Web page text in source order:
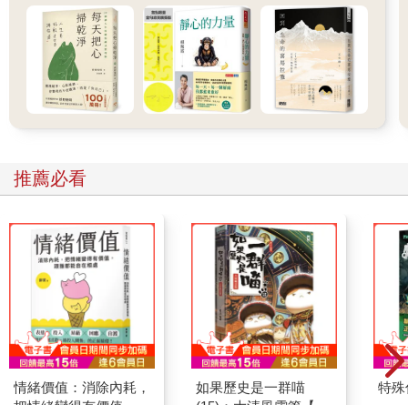
得要承受反對變性之偏見、厭女症和種族歧視這三者的惡性結
合。赤裸裸的殘酷是真實的。二○二○年夏天喬治‧佛洛伊德
（George Floyd）被明尼阿波利斯市一名警察以慢動作殺害，揭
露出一種恣意的野蠻行為，是如此泯滅人性而駭人聽聞，震撼了
全世界。
可是大多數人在進入他們的職業時並未以傷害別人或提供差別待
所存在的這種矛盾被稱為「無意識的偏見」、「隱性偏見」，有
時也被稱為「無意的偏見」或是「未經檢視的偏見」。這描述了
某些人想要以一種方式行事，但事實上卻以另一種方式行事。本
書的重點就在於我們該如何努力來終結這種偏見。
我成長於一九八○和九○年代，在許多方面都受到保護，乃至於我
無法理解偏見，甚至察覺不出偏見。身為白人生長在一個白人居
多的城鎮，雖是猶太人，但別人幾乎看不出來，乃至於我曾在一
場聖誕節活動上受邀上台分享「耶穌對我的意義」。我就像大多
數白人一樣在種族的地景上移動：像個備受呵護的嬰兒，從來無
須認真應付種族歧視，總是能夠選擇不去考慮這個問題。學術界
推薦必看
情緒價值：消除內耗，
如果歷史是一群喵
特